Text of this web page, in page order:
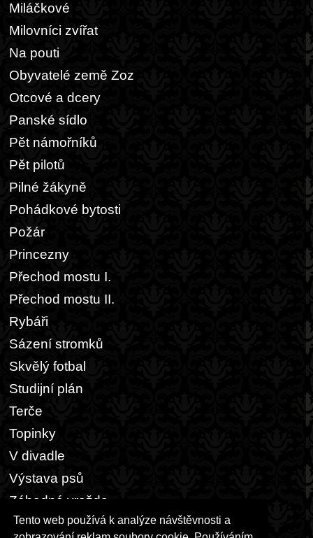
Tento web používá k analýze návštěvnosti a
Miláčkové
Milovníci zvířat
Na pouti
Obyvatelé země Zoz
Otcové a dcery
Panské sídlo
Pět námořníků
Pět pilotů
Pilné žákyně
Pohádkové bytosti
Požár
Princezny
Přechod mostu I.
Přechod mostu II.
Rybáři
Sázení stromků
Skvělý fotbal
Studijní plán
Terče
Topinky
V divadle
Výstava psů
Záhadná vražda
Zasedací pořádek